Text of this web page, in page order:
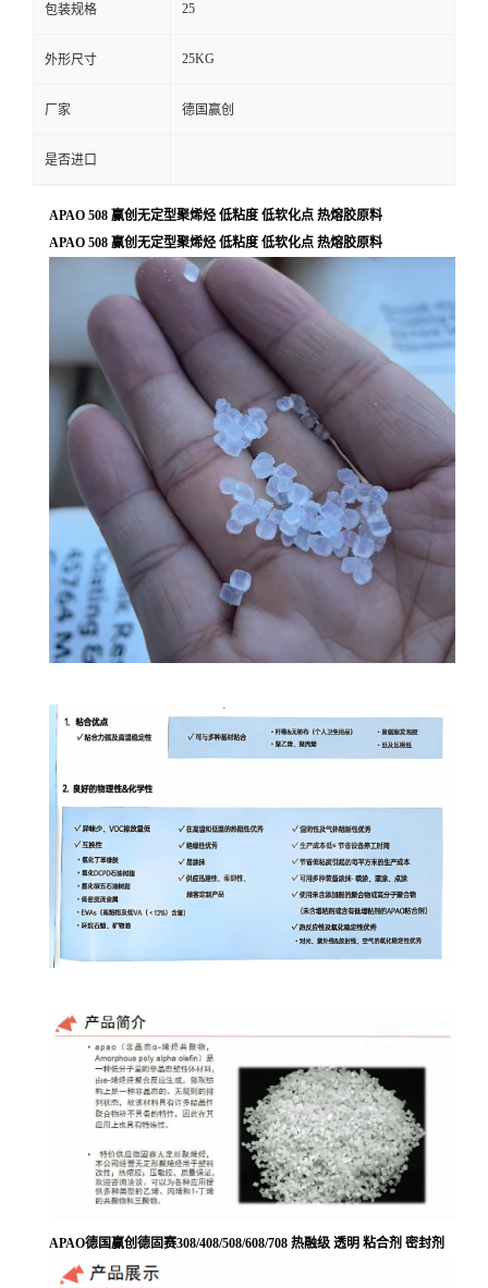
包装规格 25
外形尺寸 25KG
厂家 德国赢创
是否进口
APAO 508 赢创无定型聚烯烃 低粘度 低软化点 热熔胶原料
APAO 508 赢创无定型聚烯烃 低粘度 低软化点 热熔胶原料
APAO德国赢创德固赛308/408/508/608/708 热融级 透明 粘合剂 密封剂